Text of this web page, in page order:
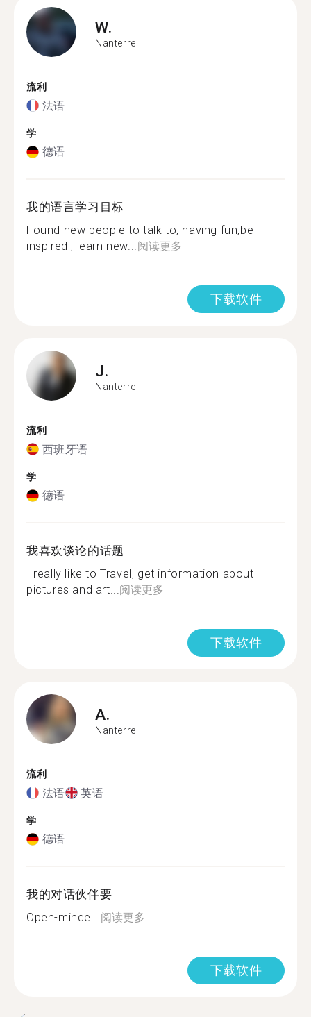
W.
Nanterre
流利
法语
学
德语
我的语言学习目标
Found new people to talk to, having fun,be
inspired , learn new...阅读更多
下载软件
J.
Nanterre
流利
西班牙语
学
德语
我喜欢谈论的话题
I really like to Travel, get information about
pictures and art...阅读更多
下载软件
A.
Nanterre
流利
法语 英语
学
德语
我的对话伙伴要
Open-minde...阅读更多
下载软件